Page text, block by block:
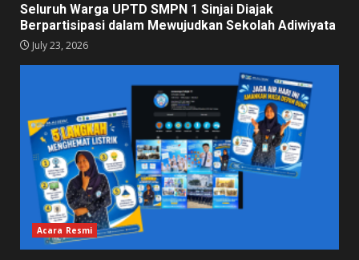
Seluruh Warga UPTD SMPN 1 Sinjai Diajak
Berpartisipasi dalam Mewujudkan Sekolah Adiwiyata
July 23, 2026
Acara Resmi